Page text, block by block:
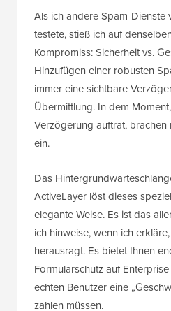
Als ich andere Spam-Dienste
testete, stieß ich auf
Kompromiss: Sicherheit vs.
Hinzufügen einer robusten
immer eine sichtbare
Übermittlung. In dem
Verzögerung auftrat, brachen
ein.
Das
ActiveLayer löst dieses
elegante Weise. Es ist das
ich hinweise, wenn ich
herausragt. Es bietet Ihnen
Formularschutz auf
echten Benutzer eine
zahlen müssen.